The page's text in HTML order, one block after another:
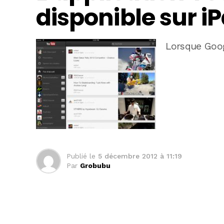
disponible sur
Lorsque
Publié le 5 décembre 2012 à 11:19
Par Grobubu